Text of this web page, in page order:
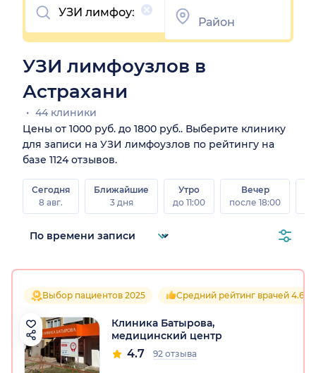
УЗИ лимфоузлов в
Астрахани
44 клиники
Цены от 1000 руб. до 1800 руб.. Выберите клинику
для записи на УЗИ лимфоузлов по рейтингу на
базе 1124 отзывов.
Сегодня
8 авг.
Ближайшие
3 дня
Утро
до 11:00
Вечер
после 18:00
Выбор пациентов 2025 Средний рейтинг врачей 4.6
Клиника Батырова,
медицинский центр
4.7 92 отзыва